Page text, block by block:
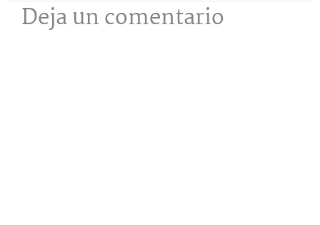
Deja un comentario